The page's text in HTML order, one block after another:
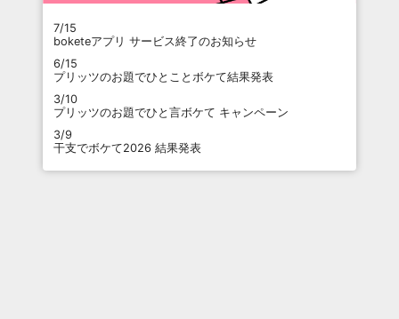
7/15
boketeアプリ サービス終了のお知らせ
6/15
プリッツのお題でひとことボケて結果発表
3/10
プリッツのお題でひと言ボケて キャンペーン
3/9
干支でボケて2026 結果発表